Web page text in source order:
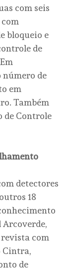
com seis
bloqueio e
de
número de
em
Também
de Controle
detectores
18
Arcoverde,
com
Cintra,
de